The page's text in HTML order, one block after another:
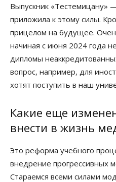
Выпускник «Тестемицану»
приложила к этому силы.
прицелом на будущее.
начиная с июня 2024 года
дипломы
вопрос, например, для
хотят поступить в наш
Какие еще
внести в жизнь
Это реформа учебного
внедрение прогрессивных
Стараемся всеми силами